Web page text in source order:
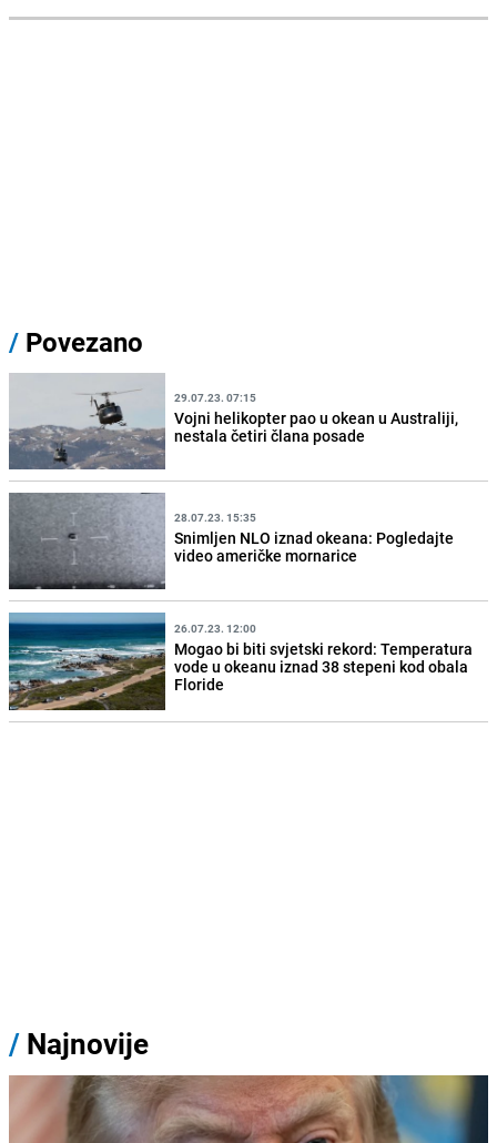
/ Povezano
29.07.23. 07:15
Vojni helikopter pao u okean u Australiji,
nestala četiri člana posade
28.07.23. 15:35
Snimljen NLO iznad okeana: Pogledajte
video američke mornarice
26.07.23. 12:00
Mogao bi biti svjetski rekord: Temperatura
vode u okeanu iznad 38 stepeni kod obala
Floride
/ Najnovije